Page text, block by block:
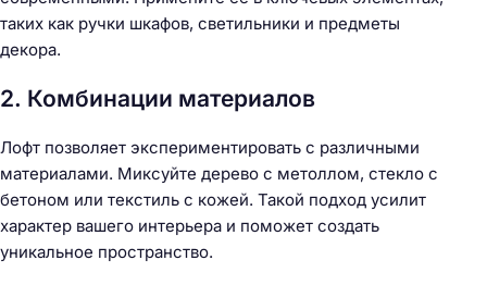
таких как ручки шкафов, светильники и предметы
декора.
2. Комбинации материалов
Лофт позволяет экспериментировать с различными
материалами. Миксуйте дерево с метоллом, стекло с
бетоном или текстиль с кожей. Такой подход усилит
характер вашего интерьера и поможет создать
уникальное пространство.